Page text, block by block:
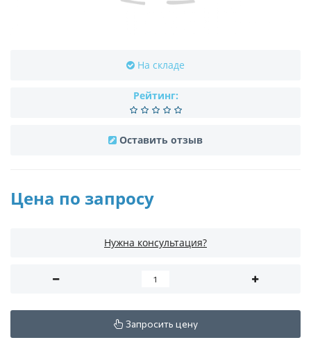
На складе
Рейтинг:
Оставить отзыв
Цена по запросу
Нужна консультация?
Запросить цену